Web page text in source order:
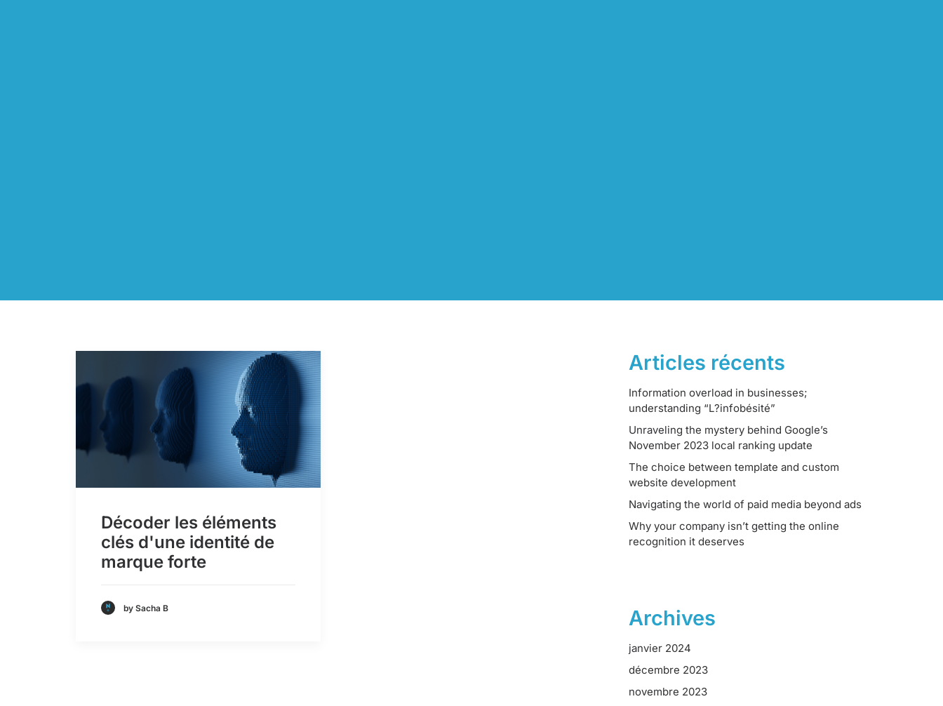
Décoder les éléments
clés d'une identité de
marque forte
by Sacha B
Articles récents
Information overload in businesses;
understanding “L?infobésité”
Unraveling the mystery behind Google’s
November 2023 local ranking update
The choice between template and custom
website development
Navigating the world of paid media beyond ads
Why your company isn’t getting the online
recognition it deserves
Archives
janvier 2024
décembre 2023
novembre 2023